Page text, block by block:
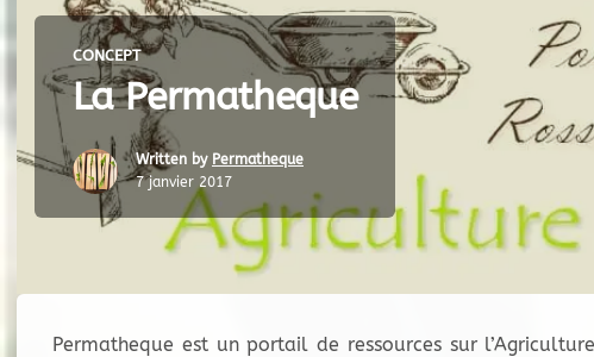
CONCEPT
La Permatheque
Written by Permatheque
7 janvier 2017
Permatheque est un portail de ressources sur